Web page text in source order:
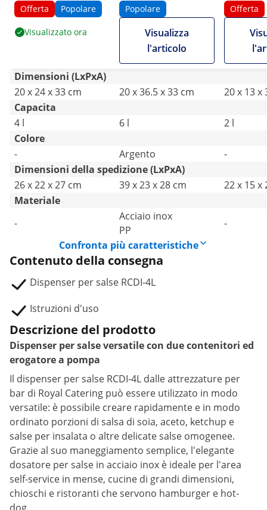
Offerta Popolare
Visualizzato ora
Popolare
Visualizza
l'articolo
Offerta
Dimensioni (LxPxA)
20 x 24 x 33 cm
20 x 36.5 x 33 cm
20 x 13 x
Capacita
4 l
6 l
2 l
Colore
-
Argento
-
Dimensioni della spedizione (LxPxA)
26 x 22 x 27 cm
39 x 23 x 28 cm
22 x 15 x
Materiale
-
Acciaio inox
PP
-
Confronta più caratteristiche
Contenuto della consegna
Dispenser per salse RCDI-4L
Istruzioni d'uso
Descrizione del prodotto
Dispenser per salse versatile con due contenitori ed
erogatore a pompa
Il dispenser per salse RCDI-4L dalle attrezzature per
bar di Royal Catering può essere utilizzato in modo
versatile: è possibile creare rapidamente e in modo
ordinato porzioni di salsa di soia, aceto, ketchup e
salse per insalata o altre delicate salse omogenee.
Grazie al suo maneggiamento semplice, l'elegante
dosatore per salse in acciaio inox è ideale per l'area
self-service in mense, cucine di grandi dimensioni,
chioschi e ristoranti che servono hamburger e hot-